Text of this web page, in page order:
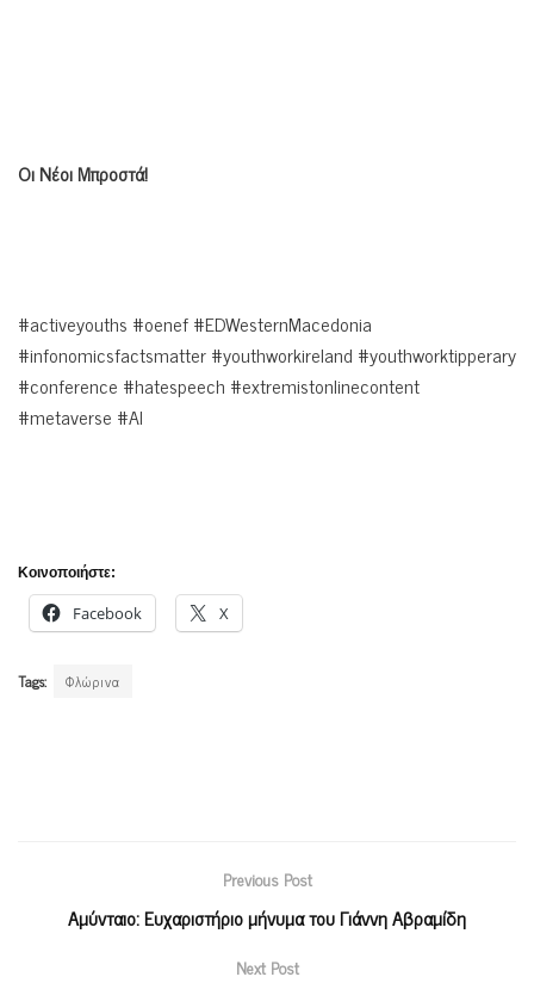
Οι Νέοι Μπροστά!
#activeyouths #oenef #EDWesternMacedonia
#infonomicsfactsmatter #youthworkireland #youthworktipperary
#conference #hatespeech #extremistonlinecontent
#metaverse #AI
Κοινοποιήστε:
Facebook X
Tags: Φλώρινα
Previous Post
Αμύνταιο: Ευχαριστήριο μήνυμα του Γιάννη Αβραμίδη
Next Post